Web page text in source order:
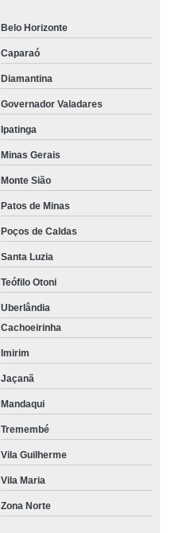
Belo Horizonte
Caparaó
Diamantina
Governador Valadares
Ipatinga
Minas Gerais
Monte Sião
Patos de Minas
Poços de Caldas
Santa Luzia
Teófilo Otoni
Uberlândia
Cachoeirinha
Imirim
Jaçanã
Mandaqui
Tremembé
Vila Guilherme
Vila Maria
Zona Norte